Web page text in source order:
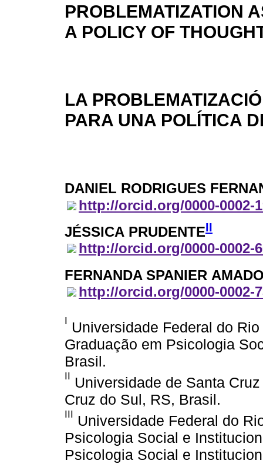
PROBLEMATIZATION
A POLICY OF
LA
PARA UNA POLÍTICA
DANIEL RODRIGUES
http://orcid.org/0000-0002-
JÉSSICA PRUDENTEII
http://orcid.org/0000-0002-
FERNANDA SPANIER
http://orcid.org/0000-0002-
I Universidade Federal do
Graduação em Psicologia
Brasil.
II Universidade de Santa
Cruz do Sul, RS, Brasil.
III Universidade Federal do
Psicologia Social e
Psicologia Social e